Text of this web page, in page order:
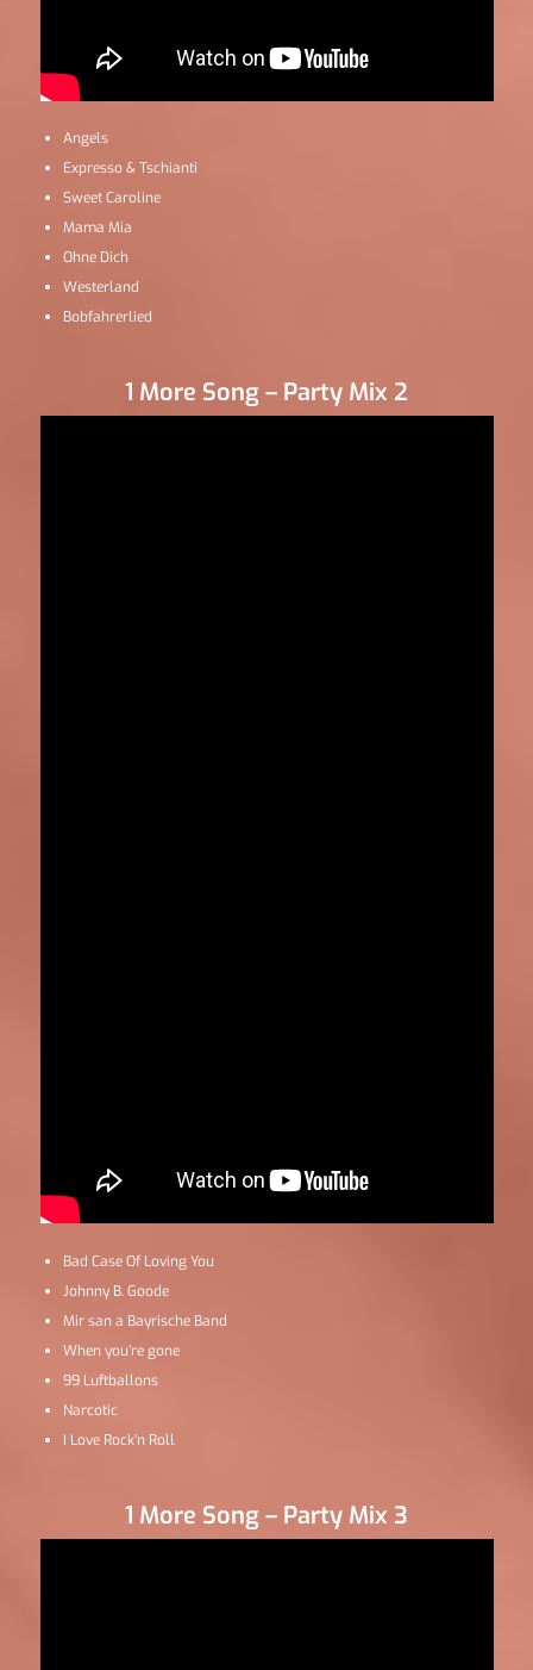
Angels
Expresso & Tschianti
Sweet Caroline
Mama Mia
Ohne Dich
Westerland
Bobfahrerlied
1 More Song – Party Mix 2
Bad Case Of Loving You
Johnny B. Goode
Mir san a Bayrische Band
When you’re gone
99 Luftballons
Narcotic
I Love Rock’n Roll
1 More Song – Party Mix 3